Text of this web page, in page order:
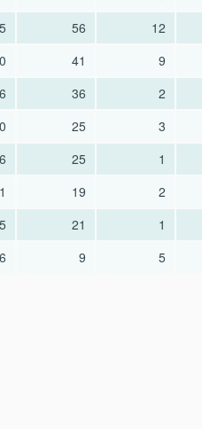
5 56 12
0 41 9
6 36 2
0 25 3
6 25 1
1 19 2
5 21 1
6 9 5